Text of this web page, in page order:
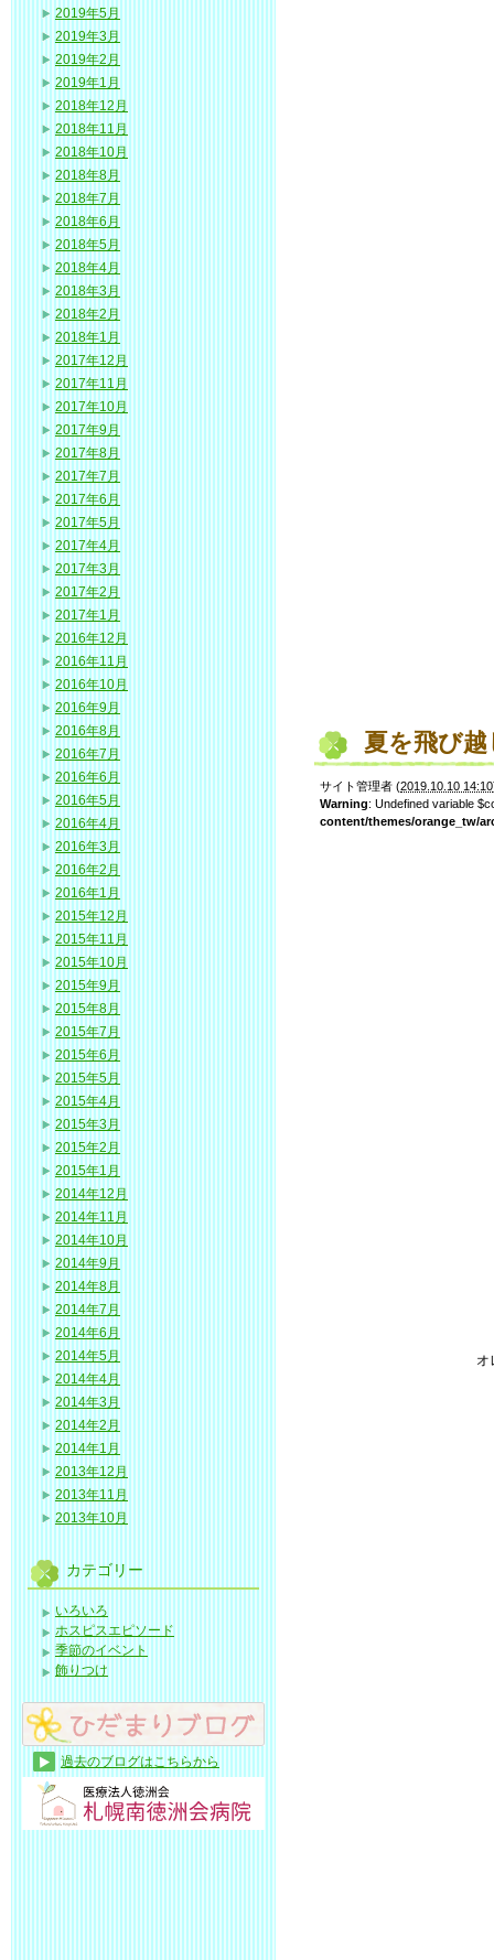
夏を飛び
サイト管理者 (2019.10.10 14:10
Warning: Undefined variable
content/themes/orange_tw/
オ
2019年5月
2019年3月
2019年2月
2019年1月
2018年12月
2018年11月
2018年10月
2018年8月
2018年7月
2018年6月
2018年5月
2018年4月
2018年3月
2018年2月
2018年1月
2017年12月
2017年11月
2017年10月
2017年9月
2017年8月
2017年7月
2017年6月
2017年5月
2017年4月
2017年3月
2017年2月
2017年1月
2016年12月
2016年11月
2016年10月
2016年9月
2016年8月
2016年7月
2016年6月
2016年5月
2016年4月
2016年3月
2016年2月
2016年1月
2015年12月
2015年11月
2015年10月
2015年9月
2015年8月
2015年7月
2015年6月
2015年5月
2015年4月
2015年3月
2015年2月
2015年1月
2014年12月
2014年11月
2014年10月
2014年9月
2014年8月
2014年7月
2014年6月
2014年5月
2014年4月
2014年3月
2014年2月
2014年1月
2013年12月
2013年11月
2013年10月
カテゴリー
いろいろ
ホスピスエピソード
季節のイベント
飾りつけ
過去のブログはこちらから